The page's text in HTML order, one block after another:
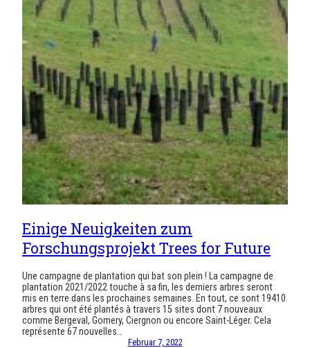
Einige Neuigkeiten zum
Forschungsprojekt Trees for Future
Une campagne de plantation qui bat son plein ! La campagne de
plantation 2021/2022 touche à sa fin, les derniers arbres seront
mis en terre dans les prochaines semaines. En tout, ce sont 19410
arbres qui ont été plantés à travers 15 sites dont 7 nouveaux
comme Bergeval, Gomery, Ciergnon ou encore Saint-Léger. Cela
représente 67 nouvelles…
Februar 7, 2022